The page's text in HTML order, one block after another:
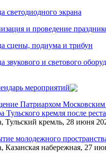
светодиодного экрана
и проведение
сцены, подиума и трибун
звукового и светового
мероприятий
Патриархом
Тульского кремля после
Тульский кремль, 28 июня
молодежного
Казанская набережная, 27